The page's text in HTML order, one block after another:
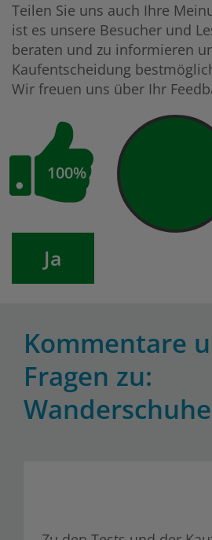
Teilen Sie uns auch Ihre
ist es unsere Besucher und
beraten und zu informieren
Kaufentscheidung
Wir freuen uns über Ihr
100%
Ja
Kommentare
Fragen zu:
Wanderschuhe